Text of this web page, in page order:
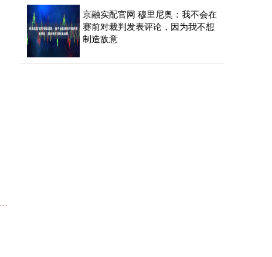
京融实配官网 穆里尼奥：我不会在
赛前对裁判发表评论，因为我不想
制造敌意